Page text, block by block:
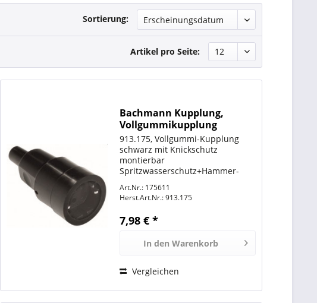
Sortierung:
Artikel pro Seite:
Bachmann Kupplung,
Vollgummikupplung
schwarz, 250V
913.175, Vollgummi-Kupplung
schwarz mit Knickschutz
montierbar
Spritzwasserschutz+Hammer-
F 3G2,5mm²
Art.Nr.: 175611
Herst.Art.Nr.:913.175
7,98 € *
In den Warenkorb
Vergleichen